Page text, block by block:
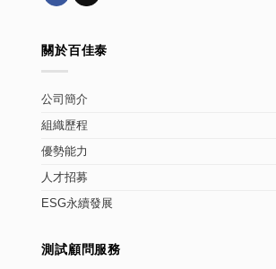
關於百佳泰
公司簡介
組織歷程
優勢能力
人才招募
ESG永續發展
測試顧問服務